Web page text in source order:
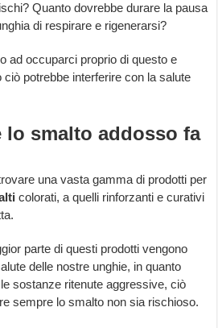
Quanto dovrebbe durare la pausa
di respirare e rigenerarsi?
ad occuparci proprio di questo e
potrebbe interferire con la salute
lo smalto addosso fa
una vasta gamma di prodotti per
colorati, a quelli rinforzanti e curativi
parte di questi prodotti vengono
delle nostre unghie, in quanto
sostanze ritenute aggressive, ciò
sempre lo smalto non sia rischioso.